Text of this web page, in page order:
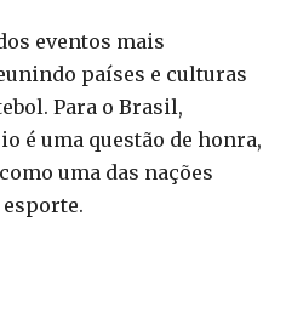
eventos mais
países e culturas
Para o Brasil,
é uma questão de honra,
uma das nações